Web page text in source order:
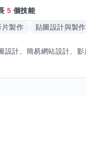
5 個技能
片製作
貼圖設計與製作